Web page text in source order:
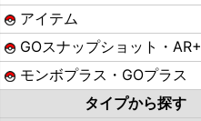
アイテム
GOスナップショット・AR+
モンボプラス・GOプラス
タイプから探す